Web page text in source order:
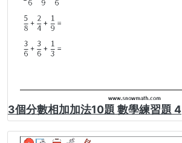
3個分數相加加法10題 數學練習題 4